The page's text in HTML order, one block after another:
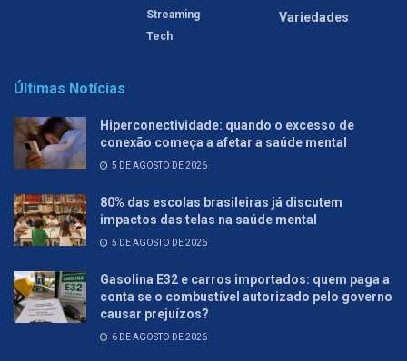
Streaming
Tech
Variedades
Últimas Notícias
Hiperconectividade: quando o excesso de
conexão começa a afetar a saúde mental
5 DE AGOSTO DE 2026
80% das escolas brasileiras já discutem
impactos das telas na saúde mental
5 DE AGOSTO DE 2026
Gasolina E32 e carros importados: quem paga a
conta se o combustível autorizado pelo governo
causar prejuízos?
6 DE AGOSTO DE 2026